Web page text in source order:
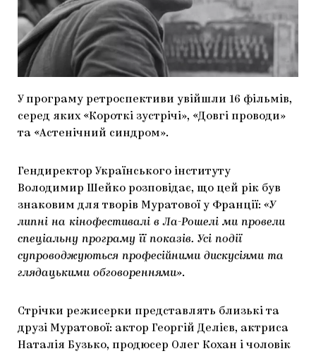
ДОСЛІДНИЦЬКА ПЛАТФОРМА
ЗАПАЛЕННЯ
У програму ретроспективи увійшли 16 фільмів,
серед яких «Короткі зустрічі», «Довгі проводи»
та «Астенічний синдром».
Гендиректор Українського інституту
Володимир Шейко розповідає, що цей рік був
знаковим для творів Муратової у Франції: «У
липні на кінофестивалі в Ла-Рошелі ми провели
спеціальну програму її показів. Усі події
супроводжуються професійними дискусіями та
глядацькими обговореннями».
Стрічки режисерки представлять близькі та
друзі Муратової: актор Георгій Делієв, актриса
Наталія Бузько, продюсер Олег Кохан і чоловік